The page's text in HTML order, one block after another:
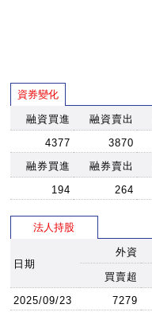
資券變化
融資買進 融資賣出
4377
3870
融券買進
融券賣出
194
264
法人持股
日期
外資
買賣超
2025/09/23
7279